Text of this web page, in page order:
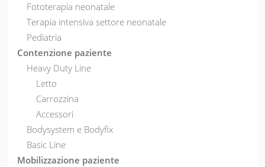
Fototerapia neonatale
Terapia intensiva settore neonatale
Pediatria
Contenzione paziente
Heavy Duty Line
Letto
Carrozzina
Accessori
Bodysystem e Bodyfix
Basic Line
Mobilizzazione paziente